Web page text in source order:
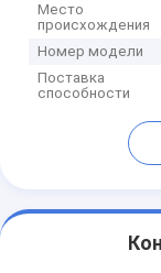
Место
происхождения
Номер модели
Поставка
способности